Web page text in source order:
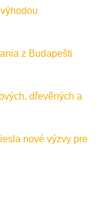
z Budapešti
dřevěných a
nové výzvy pre